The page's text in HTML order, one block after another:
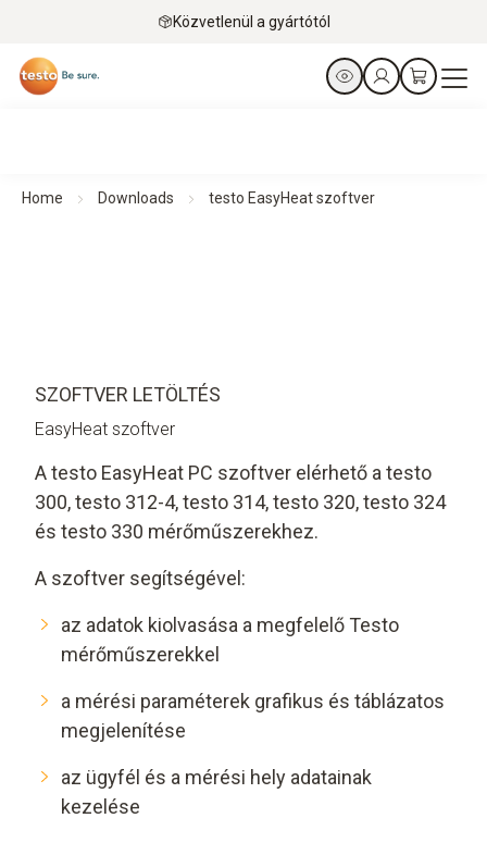
Közvetlenül a gyártótól
Home Downloads testo EasyHeat szoftver
SZOFTVER LETÖLTÉS
EasyHeat szoftver
A testo EasyHeat PC szoftver elérhető a testo
300, testo 312-4, testo 314, testo 320, testo 324
és testo 330 mérőműszerekhez.
A szoftver segítségével:
az adatok kiolvasása a megfelelő Testo
mérőműszerekkel
a mérési paraméterek grafikus és táblázatos
megjelenítése
az ügyfél és a mérési hely adatainak
kezelése